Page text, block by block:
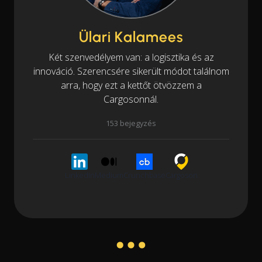
Ülari Kalamees
Két szenvedélyem van: a logisztika és az
innováció. Szerencsére sikerült módot találnom
arra, hogy ezt a kettőt ötvözzem a
Cargosonnál.
153 bejegyzés
Medium